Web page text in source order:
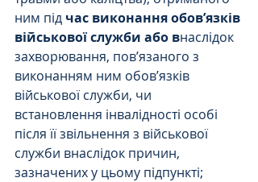
ним під час виконання обов’язків
військової служби або внаслідок
захворювання, пов’язаного з
виконанням ним обов’язків
військової служби, чи
встановлення інвалідності особі
після її звільнення з військової
служби внаслідок причин,
зазначених у цьому підпункті;